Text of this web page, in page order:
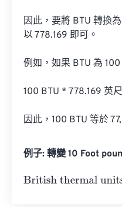
因此，要將 BTU 轉換
以 778.169 即可。
例如，如果 BTU 為
100 BTU * 778.169 英
因此，100 BTU 等於
例子: 轉變 10 Foot
British thermal units
=